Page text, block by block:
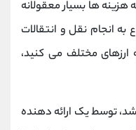
ها بسیار معقولانه
انجام نقل و انتقالات
ارزهای مختلف می‌ کنید،
شد، توسط یک ارائه دهنده